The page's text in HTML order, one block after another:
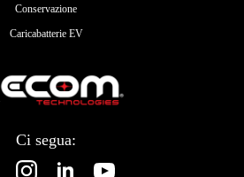
Conservazione
Caricabatterie EV
Ci segua: